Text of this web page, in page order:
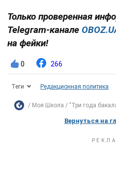
Только проверенная
Telegram-канале
на фейки!
0 266
Теги Редакционная политика
Моя Школа "Три года
Вернуться на